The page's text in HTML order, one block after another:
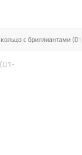
с бриллиантами